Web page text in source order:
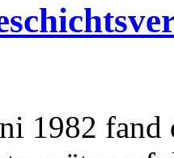
1982 fand